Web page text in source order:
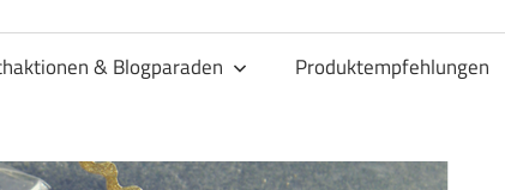
& Blogparaden Produktempfehlungen